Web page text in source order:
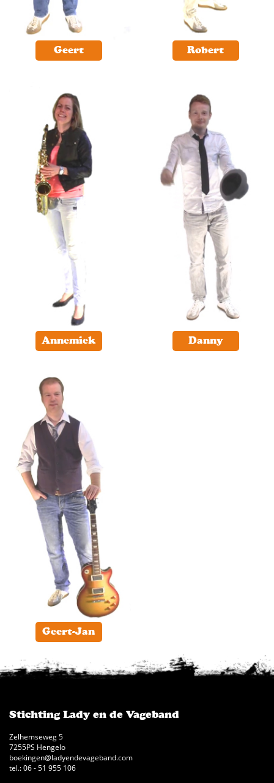
Geert Robert
Annemiek Danny
Geert-Jan
Stichting Lady en de Vageband
Zelhemseweg 5
7255PS Hengelo
boekingen@ladyendevageband.com
tel.: 06 - 51 955 106